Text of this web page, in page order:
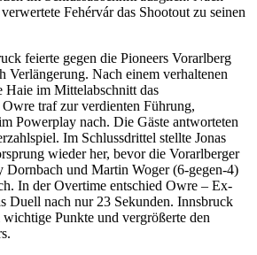
Fehérvár das Shootout zu seinen
feierte gegen die Pioneers Vorarlberg
Verlängerung. Nach einem verhaltenen
Haie im Mittelabschnitt das
Owre traf zur verdienten Führung,
Powerplay nach. Die Gäste antworteten
Im Schlussdrittel stellte Jonas
wieder her, bevor die Vorarlberger
Dornbach und Martin Woger (6-gegen-4)
In der Overtime entschied Owre – Ex-
Duell nach nur 23 Sekunden. Innsbruck
Punkte und vergrößerte den